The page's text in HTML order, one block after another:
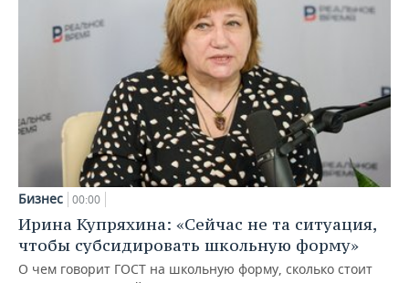
Бизнес 00:00
Ирина Купряхина: «Сейчас не та ситуация,
чтобы субсидировать школьную форму»
О чем говорит ГОСТ на школьную форму, сколько стоит